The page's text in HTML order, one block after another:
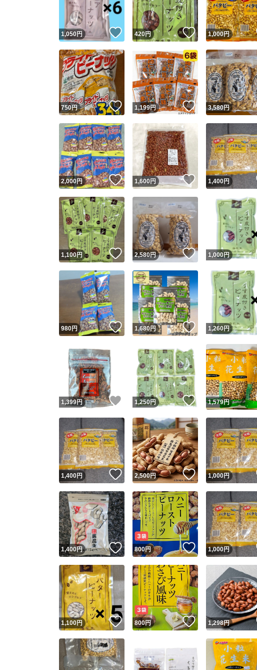
他フリマ実績
スピード&安心発送
※このバッジは実績に
スピード＆安心
スピード発送
安心発送
1,050円 いいね！
420円 いいね！
1,000円
750円 いいね！
1,199円 いいね！
3,580円
2,000円 いいね！
1,600円 いいね！
1,400円
1,100円 いいね！
2,580円 いいね！
1,000円
980円 いいね！
1,680円 いいね！
1,260円
1,399円 いいね！
1,250円 いいね！
1,579円
1,400円 いいね！
2,500円 いいね！
1,000円
1,400円 いいね！
800円 いいね！
1,000円
1,100円 いいね！
800円 いいね！
1,298円